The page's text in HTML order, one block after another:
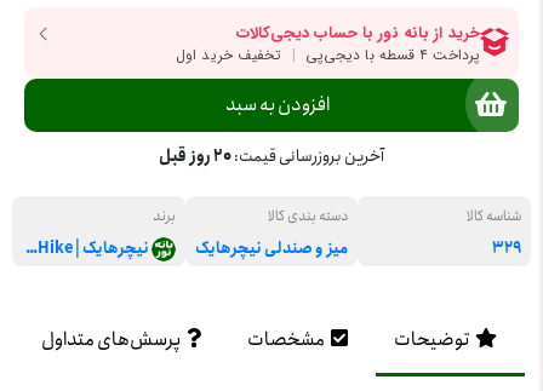
افزودن به سبد
آخرین بروزرسانی قیمت:20 روز قبل
شناسه کالا
329
دسته بندی کالا
میز و صندلی نیچرهایک
برند
نیچرهایک | NatureHike
توضیحات مشخصات پرسش‌های متداول